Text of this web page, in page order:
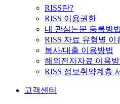
RISS란?
RISS 이용권한
내 관심논문 등록방법
RISS 자료 유형별 이
복사/대출 이용방법
해외전자자료 이용
RISS 정보취약계층
고객센터